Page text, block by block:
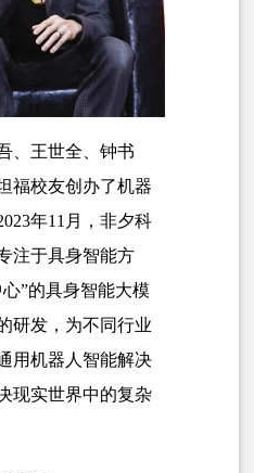
、王世全、钟书
福校友创办了机器
年11月，非夕科
注于具身智能方
”的具身智能大模
研发，为不同行业
用机器人智能解决
现实世界中的复杂